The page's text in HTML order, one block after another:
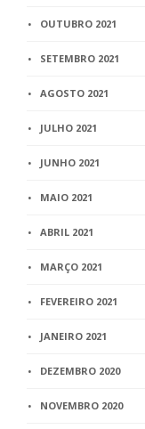
OUTUBRO 2021
SETEMBRO 2021
AGOSTO 2021
JULHO 2021
JUNHO 2021
MAIO 2021
ABRIL 2021
MARÇO 2021
FEVEREIRO 2021
JANEIRO 2021
DEZEMBRO 2020
NOVEMBRO 2020